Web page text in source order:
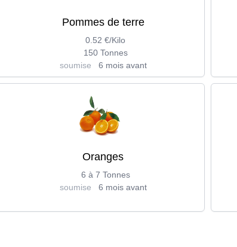
Pommes de terre
0.52 €/Kilo
150 Tonnes
soumise
6 mois avant
Oranges
6 à 7 Tonnes
soumise
6 mois avant